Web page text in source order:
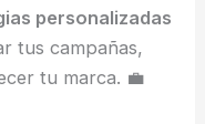
personalizadas
tus campañas,
tu marca. 💼